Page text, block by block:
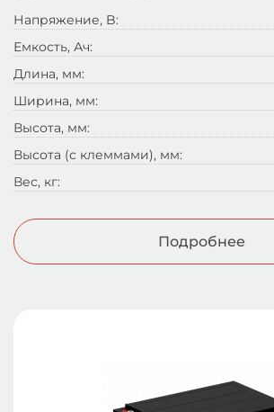
Напряжение, B:
Емкость, Ач:
Длина, мм:
Ширина, мм:
Высота, мм:
Высота (с клеммами), мм:
Вес, кг:
Подробнее